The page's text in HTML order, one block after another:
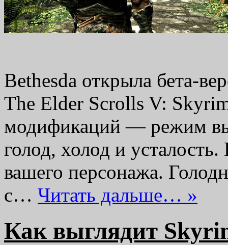
Bethesda открыла бета-
The Elder Scrolls V:
модификаций — режим
голод, холод и
вашего персонажа.
с… Читать дальше… »
Как выглядит